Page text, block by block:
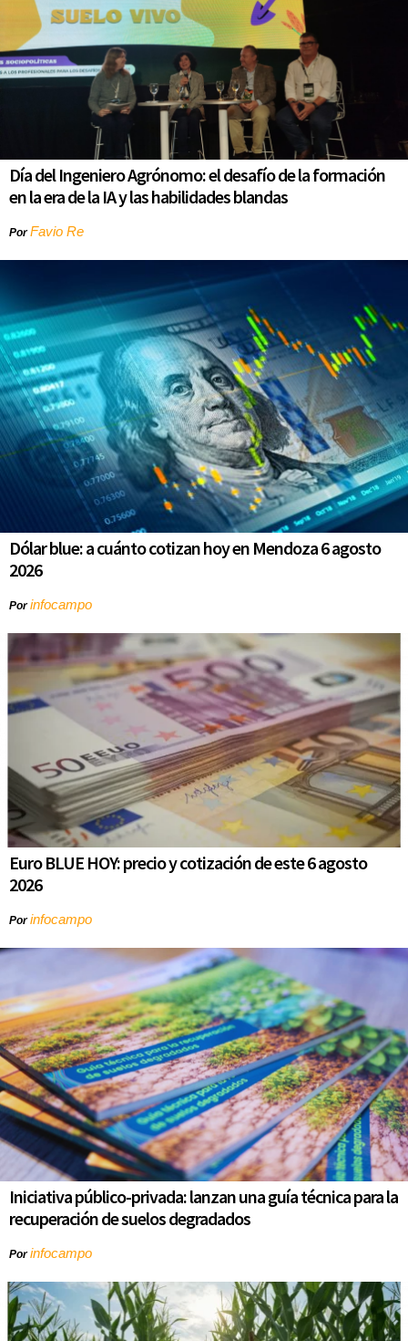
Día del Ingeniero Agrónomo: el desafío de la formación
en la era de la IA y las habilidades blandas
PorFavio Re
Dólar blue: a cuánto cotizan hoy en Mendoza 6 agosto
2026
Porinfocampo
Euro BLUE HOY: precio y cotización de este 6 agosto
2026
Porinfocampo
Iniciativa público-privada: lanzan una guía técnica para la
recuperación de suelos degradados
Porinfocampo